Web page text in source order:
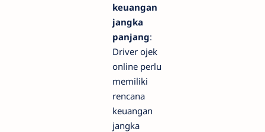
keuangan
jangka
panjang:
Driver ojek
online perlu
memiliki
rencana
keuangan
jangka